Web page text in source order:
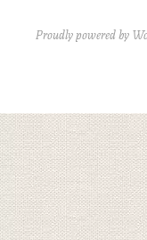
Proudly powered by